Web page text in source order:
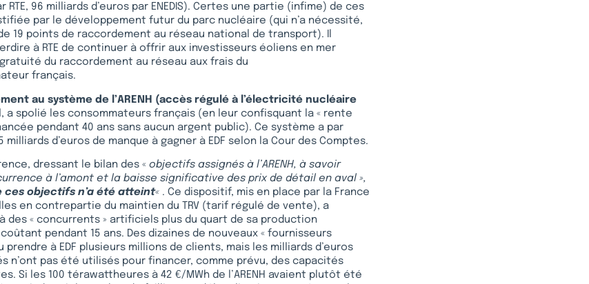
RTE, 96 milliards d’euros par ENEDIS). Certes une partie (infime) de ces
par le développement futur du parc nucléaire (qui n’a nécessité,
19 points de raccordement au réseau national de transport). Il
à RTE de continuer à offrir aux investisseurs éoliens en mer
du raccordement au réseau aux frais du
français.
au système de l’ARENH (accès régulé à l’électricité nucléaire
a spolié les consommateurs français (en leur confisquant la « rente
pendant 40 ans sans aucun argent public). Ce système a par
d’euros de manque à gagner à EDF selon la Cour des Comptes.
dressant le bilan des « objectifs assignés à l’ARENH, à savoir
à l’amont et la baisse significative des prix de détail en aval »,
ces objectifs n’a été atteint« . Ce dispositif, mis en place par la France
en contrepartie du maintien du TRV (tarif régulé de vente), a
des « concurrents » artificiels plus du quart de sa production
pendant 15 ans. Des dizaines de nouveaux « fournisseurs
à EDF plusieurs millions de clients, mais les milliards d’euros
n’ont pas été utilisés pour financer, comme prévu, des capacités
Si les 100 térawattheures à 42 €/MWh de l’ARENH avaient plutôt été